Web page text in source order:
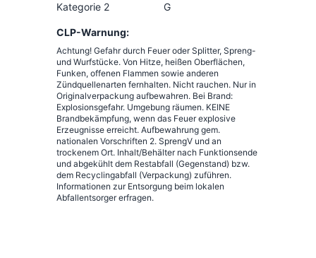
Kategorie 2
G
CLP-Warnung:
Achtung! Gefahr durch Feuer oder Splitter, Spreng-
und Wurfstücke. Von Hitze, heißen Oberflächen,
Funken, offenen Flammen sowie anderen
Zündquellenarten fernhalten. Nicht rauchen. Nur in
Originalverpackung aufbewahren. Bei Brand:
Explosionsgefahr. Umgebung räumen. KEINE
Brandbekämpfung, wenn das Feuer explosive
Erzeugnisse erreicht. Aufbewahrung gem.
nationalen Vorschriften 2. SprengV und an
trockenem Ort. Inhalt/Behälter nach Funktionsende
und abgekühlt dem Restabfall (Gegenstand) bzw.
dem Recyclingabfall (Verpackung) zuführen.
Informationen zur Entsorgung beim lokalen
Abfallentsorger erfragen.